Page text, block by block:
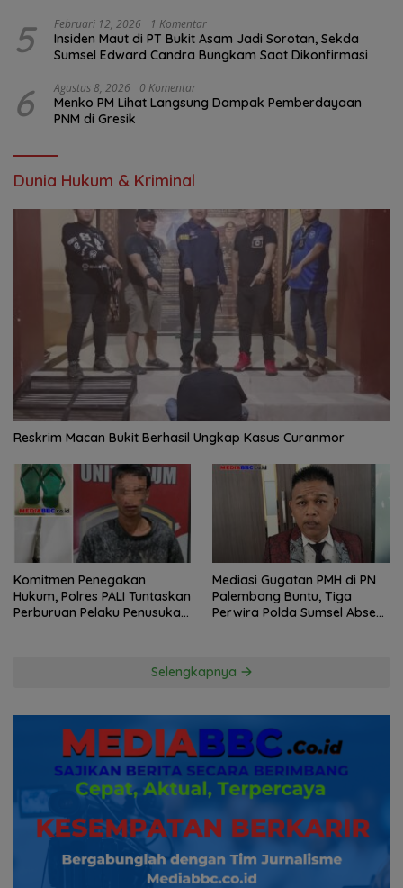
5 Februari 12, 2026 1 Komentar
Insiden Maut di PT Bukit Asam Jadi Sorotan, Sekda
Sumsel Edward Candra Bungkam Saat Dikonfirmasi
6 Agustus 8, 2026 0 Komentar
Menko PM Lihat Langsung Dampak Pemberdayaan
PNM di Gresik
Dunia Hukum & Kriminal
Reskrim Macan Bukit Berhasil Ungkap Kasus Curanmor
Komitmen Penegakan
Hukum, Polres PALI Tuntaskan
Perburuan Pelaku Penusukan
Mediasi Gugatan PMH di PN
Palembang Buntu, Tiga
Perwira Polda Sumsel Absen,
Selengkapnya